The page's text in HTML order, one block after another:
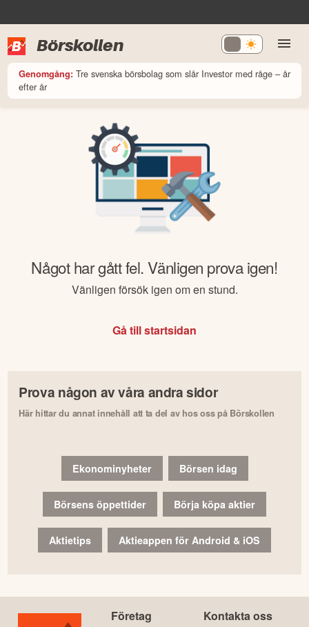
Börskollen
Genomgång: Tre svenska börsbolag som slår Investor med råge – år
efter år
Något har gått fel. Vänligen prova igen!
Vänligen försök igen om en stund.
Gå till startsidan
Prova någon av våra andra sidor
Här hittar du annat innehåll att ta del av hos oss på Börskollen
Ekonominyheter Börsen idag
Börsens öppettider Börja köpa aktier
Aktietips Aktieappen för Android & iOS
Företag Kontakta oss